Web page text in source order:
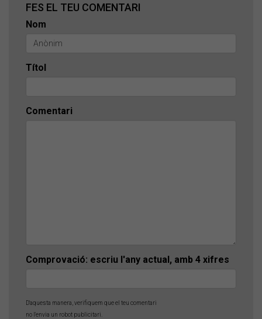
FES EL TEU COMENTARI
Nom
Títol
Comentari
Comprovació: escriu l'any actual, amb 4 xifres
D'aquesta manera, verifiquem que el teu comentari
no l'envia un robot publicitari.